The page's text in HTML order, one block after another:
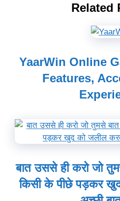
Related
YaarWin Online
Features,
बात उससे ही करो जो
किसी के पीछे पड़कर